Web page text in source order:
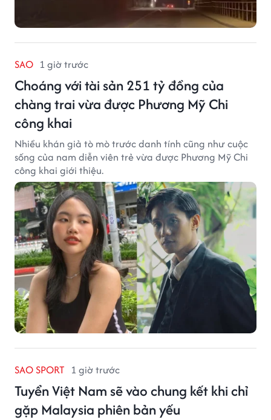
SAO 1 giờ trước
Choáng với tài sản 251 tỷ đồng của
chàng trai vừa được Phương Mỹ Chi
công khai
Nhiều khán giả tò mò trước danh tính cũng như cuộc
sống của nam diễn viên trẻ vừa được Phương Mỹ Chi
công khai giới thiệu.
SAO SPORT 1 giờ trước
Tuyển Việt Nam sẽ vào chung kết khi chỉ
gặp Malaysia phiên bản yếu